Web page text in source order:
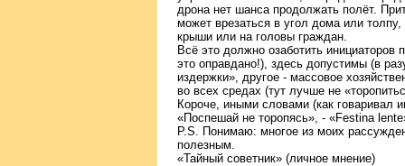
дрона нет шанса продолжать полёт.
может врезаться в угол дома или
крыши или на головы граждан.
Всё это должно озаботить
это оправдано!), здесь допустимы (в
издержки», другое - массовое
во всех средах (тут лучше не
Короче, иными словами (как говаривал
«Поспешай не торопясь», - «Festina
P.S. Понимаю: многое из моих
полезным.
«Тайный советник» (личное мнение)